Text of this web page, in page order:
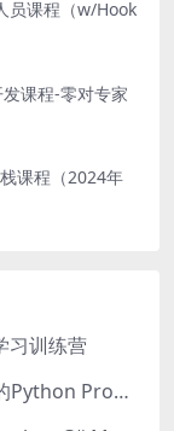
员课程（w/Hook
课程-零对专家
课程（2024年
习训练营
【Udemy】100天代码学习：完整的Python Pro训练课程